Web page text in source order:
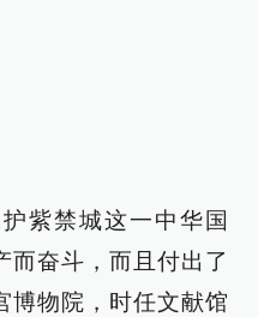
紫禁城这一中华国
而奋斗，而且付出了
博物院，时任文献馆